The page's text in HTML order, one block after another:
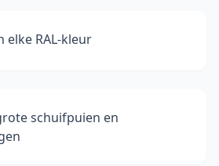
elke RAL-kleur
schuifpuien en